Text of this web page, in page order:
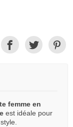
femme en
est idéale pour